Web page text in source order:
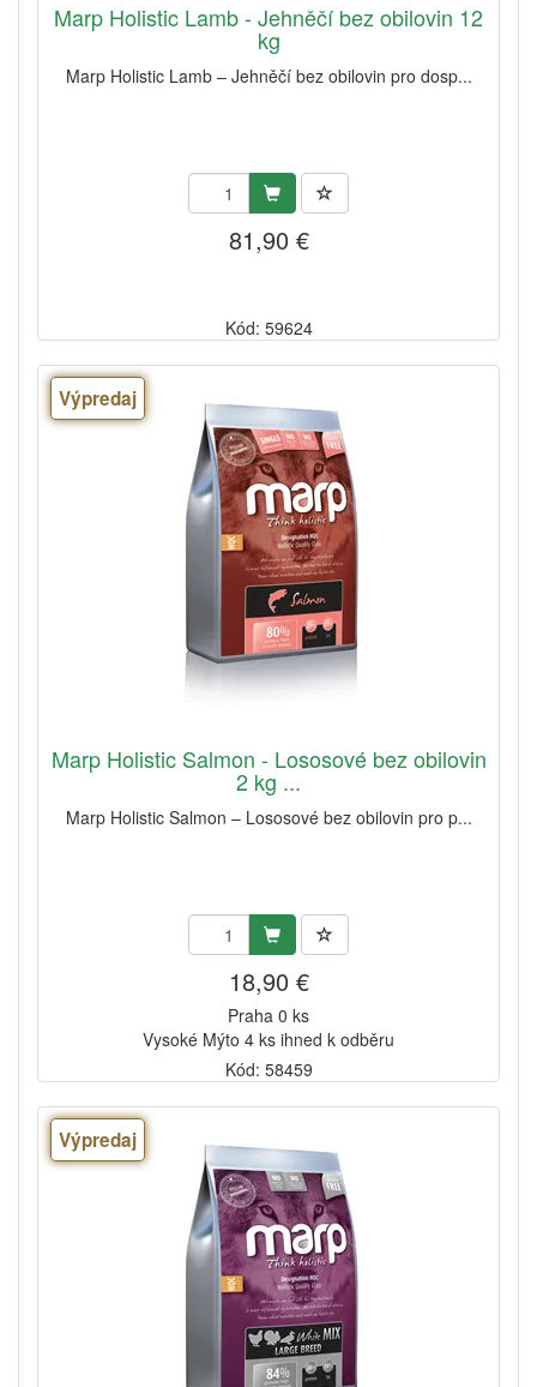
Marp Holistic Lamb - Jehněčí bez obilovin 12
kg
Marp Holistic Lamb – Jehněčí bez obilovin pro dosp...
81,90 €
Kód: 59624
Výpredaj
Marp Holistic Salmon - Lososové bez obilovin
2 kg ...
Marp Holistic Salmon – Lososové bez obilovin pro p...
18,90 €
Praha 0 ks
Vysoké Mýto 4 ks ihned k odběru
Kód: 58459
Výpredaj